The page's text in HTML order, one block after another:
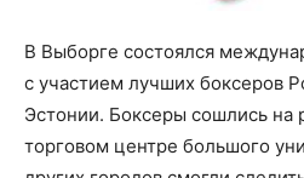
В Выборге состоялся
с участием лучших боксеров
Эстонии. Боксеры сошлись на
торговом центре большого